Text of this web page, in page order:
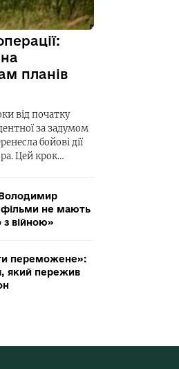
планів
від початку
за задумом
бойові дії
Цей крок…
не мають
з війною»
переможене»:
який пережив